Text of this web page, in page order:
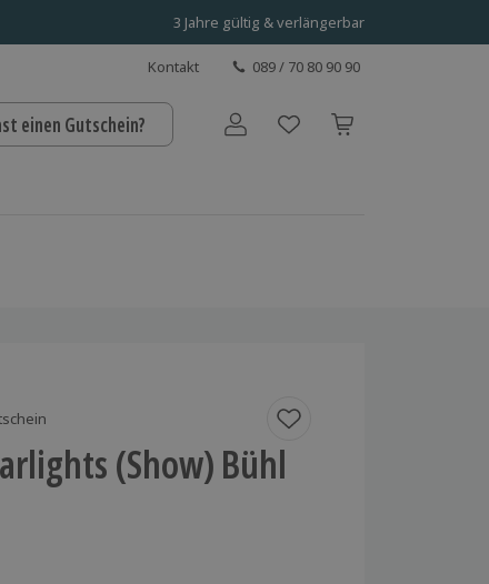
3 Jahre gültig & verlängerbar
Kontakt 089 / 70 80 90 90
einen Gutschein? Benutzerkonto
(Show) Bühl